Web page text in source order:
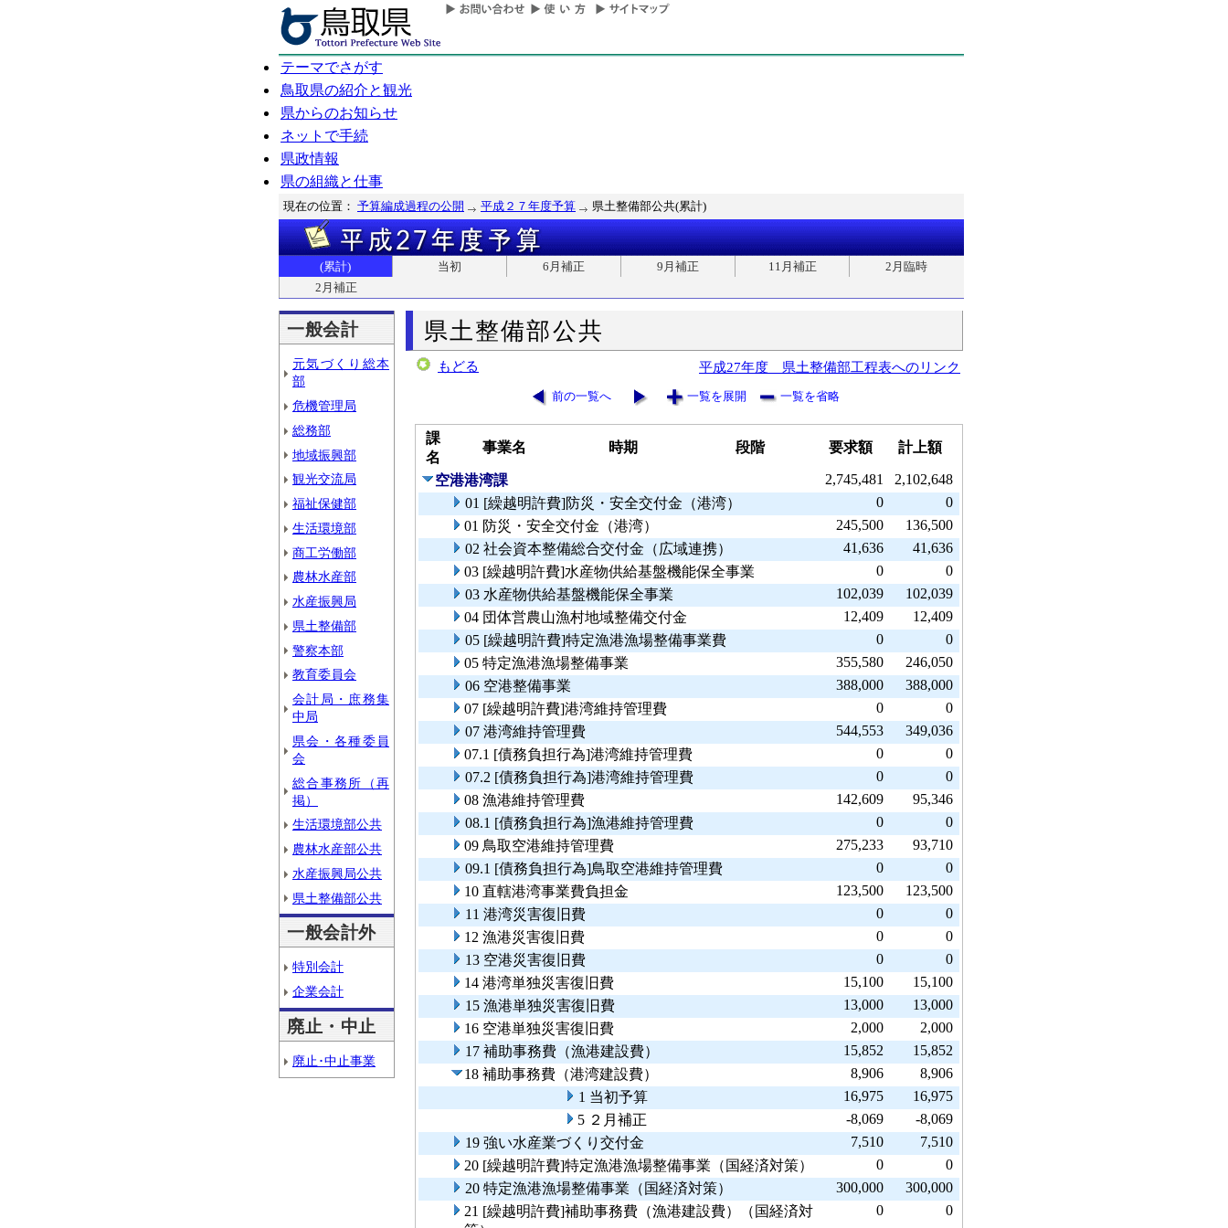
テーマでさがす
鳥取県の紹介と観光
県からのお知らせ
ネットで手続
県政情報
県の組織と仕事
現在の位置： 予算編成過程の公開 平成２７年度予算 県土整備部公共(累計)
(累計) 当初 6月補正 9月補正 11月補正
2月臨時
2月補正
一般会計
元気づくり総本
部
危機管理局
総務部
地域振興部
観光交流局
福祉保健部
生活環境部
商工労働部
農林水産部
水産振興局
県土整備部
警察本部
教育委員会
会計局・庶務集
中局
県会・各種委員
会
総合事務所（再
掲）
生活環境部公共
農林水産部公共
水産振興局公共
県土整備部公共
一般会計外
特別会計
企業会計
廃止・中止
廃止･中止事業
県土整備部公共
もどる 平成27年度 県土整備部工程表へのリンク
前の一覧へ 一覧を展開 一覧を省略
課
名
事業名 時期 段階 要求額 計上額
空港港湾課 2,745,481
2,102,648
01 [繰越明許費]防災・安全交付金（港湾）
0
0
01 防災・安全交付金（港湾）
245,500
136,500
02 社会資本整備総合交付金（広域連携）
41,636
41,636
03 [繰越明許費]水産物供給基盤機能保全事業
0
0
03 水産物供給基盤機能保全事業
102,039
102,039
04 団体営農山漁村地域整備交付金
12,409
12,409
05 [繰越明許費]特定漁港漁場整備事業費
0
0
05 特定漁港漁場整備事業
355,580
246,050
06 空港整備事業
388,000
388,000
07 [繰越明許費]港湾維持管理費
0
0
07 港湾維持管理費
544,553
349,036
07.1 [債務負担行為]港湾維持管理費
0
0
07.2 [債務負担行為]港湾維持管理費
0
0
08 漁港維持管理費
142,609
95,346
08.1 [債務負担行為]漁港維持管理費
0
0
09 鳥取空港維持管理費
275,233
93,710
09.1 [債務負担行為]鳥取空港維持管理費
0
0
10 直轄港湾事業費負担金
123,500
123,500
11 港湾災害復旧費
0
0
12 漁港災害復旧費
0
0
13 空港災害復旧費
0
0
14 港湾単独災害復旧費
15,100
15,100
15 漁港単独災害復旧費
13,000
13,000
16 空港単独災害復旧費
2,000
2,000
17 補助事務費（漁港建設費）
15,852
15,852
18 補助事務費（港湾建設費）
8,906
8,906
1 当初予算
16,975
16,975
5 ２月補正
-8,069
-8,069
19 強い水産業づくり交付金
7,510
7,510
20 [繰越明許費]特定漁港漁場整備事業（国経済対策）
0
0
20 特定漁港漁場整備事業（国経済対策）
300,000
300,000
21 [繰越明許費]補助事務費（漁港建設費）（国経済対
0 0